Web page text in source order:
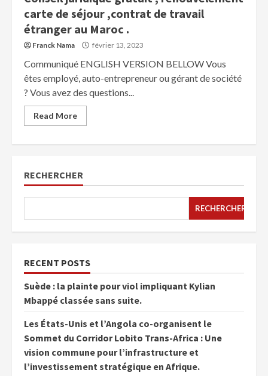
carte de séjour ,contrat de travail
étranger au Maroc .
Franck Nama février 13, 2023
Communiqué ENGLISH VERSION BELLOW Vous
êtes employé, auto-entrepreneur ou gérant de société
? Vous avez des questions...
Read More
RECHERCHER
RECHERCHER
RECENT POSTS
Suède : la plainte pour viol impliquant Kylian
Mbappé classée sans suite.
Les États-Unis et l’Angola co-organisent le
Sommet du Corridor Lobito Trans-Africa : Une
vision commune pour l’infrastructure et
l’investissement stratégique en Afrique.